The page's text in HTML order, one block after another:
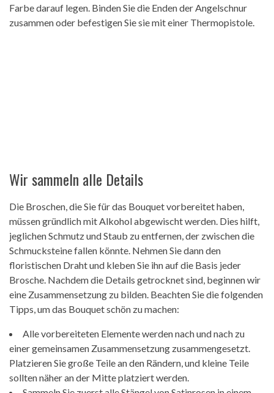
Farbe darauf legen. Binden Sie die Enden der Angelschnur
zusammen oder befestigen Sie sie mit einer Thermopistole.
Wir sammeln alle Details
Die Broschen, die Sie für das Bouquet vorbereitet haben,
müssen gründlich mit Alkohol abgewischt werden. Dies hilft,
jeglichen Schmutz und Staub zu entfernen, der zwischen die
Schmucksteine ​​fallen könnte. Nehmen Sie dann den
floristischen Draht und kleben Sie ihn auf die Basis jeder
Brosche. Nachdem die Details getrocknet sind, beginnen wir
eine Zusammensetzung zu bilden. Beachten Sie die folgenden
Tipps, um das Bouquet schön zu machen:
Alle vorbereiteten Elemente werden nach und nach zu
einer gemeinsamen Zusammensetzung zusammengesetzt.
Platzieren Sie große Teile an den Rändern, und kleine Teile
sollten näher an der Mitte platziert werden.